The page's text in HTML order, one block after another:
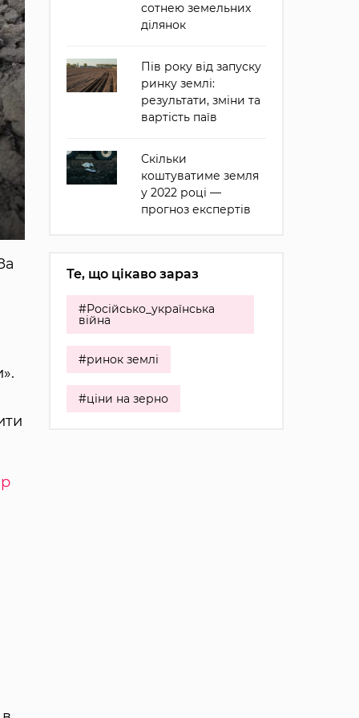
сотнею земельних
ділянок
Пів року від запуску
ринку землі:
результати, зміни та
вартість паїв
Скільки
коштуватиме земля
у 2022 році —
прогноз експертів
Те, що цікаво зараз
#Російсько_українська
війна
#ринок землі
#ціни на зерно